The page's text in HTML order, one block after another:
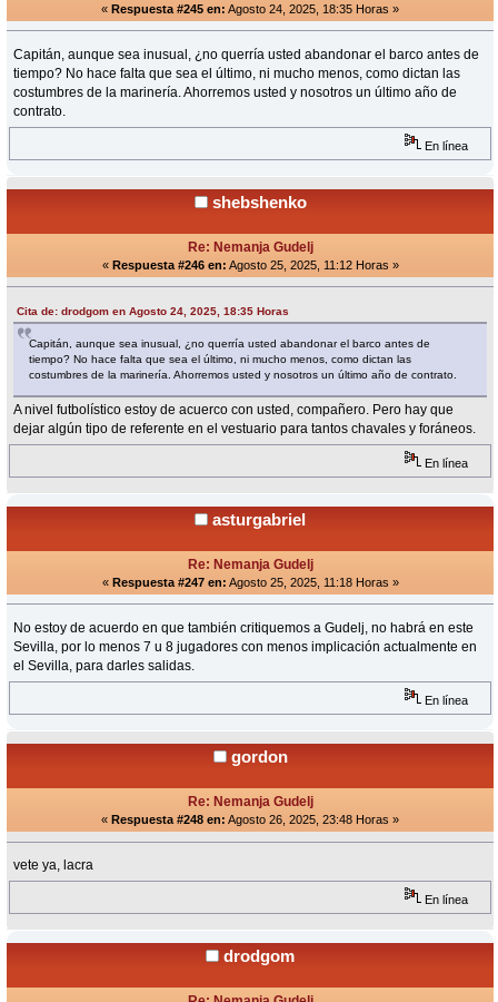
« Respuesta #245 en: Agosto 24, 2025, 18:35 Horas »
Capitán, aunque sea inusual, ¿no querría usted abandonar el barco antes de
tiempo? No hace falta que sea el último, ni mucho menos, como dictan las
costumbres de la marinería. Ahorremos usted y nosotros un último año de
contrato.
En línea
shebshenko
Re: Nemanja Gudelj
« Respuesta #246 en: Agosto 25, 2025, 11:12 Horas »
Cita de: drodgom en Agosto 24, 2025, 18:35 Horas
Capitán, aunque sea inusual, ¿no querría usted abandonar el barco antes de
tiempo? No hace falta que sea el último, ni mucho menos, como dictan las
costumbres de la marinería. Ahorremos usted y nosotros un último año de contrato.
A nivel futbolístico estoy de acuerco con usted, compañero. Pero hay que
dejar algún tipo de referente en el vestuario para tantos chavales y foráneos.
En línea
asturgabriel
Re: Nemanja Gudelj
« Respuesta #247 en: Agosto 25, 2025, 11:18 Horas »
No estoy de acuerdo en que también critiquemos a Gudelj, no habrá en este
Sevilla, por lo menos 7 u 8 jugadores con menos implicación actualmente en
el Sevilla, para darles salidas.
En línea
gordon
Re: Nemanja Gudelj
« Respuesta #248 en: Agosto 26, 2025, 23:48 Horas »
vete ya, lacra
En línea
drodgom